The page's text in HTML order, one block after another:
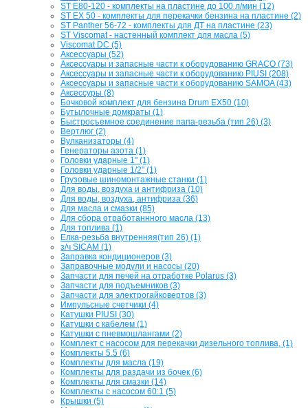
ST E80-120 - комплекты на пластине до 100 л/мин (12)
ST EX 50 - комплекты для перекачки бензина на пластине (2)
ST Panther 56-72 - комплекты для ДТ на пластине (23)
ST Viscomat - настенный комплект для масла (5)
Viscomat DC (5)
Аксессуары (52)
Аксессуары и запасные части к оборудованию GRACO (73)
Аксессуары и запасные части к оборудованию PIUSI (208)
Аксессуары и запасные части к оборудованию SAMOA (43)
Аксессуры (8)
Бочковой комплект для бензина Drum EX50 (10)
Бутылочные домкраты (1)
Быстросъемное соединение папа-резьба (тип 26) (3)
Вертлюг (2)
Вулканизаторы (4)
Генераторы азота (1)
Головки ударные 1" (1)
Головки ударные 1/2" (1)
Грузовые шиномонтажные станки (1)
Для воды, воздуха и антифриза (10)
Для воды, воздуха, антифриза (36)
Для масла и смазки (85)
Для сбора отработаннного масла (13)
Для топлива (1)
Елка-резьба внутренняя(тип 26) (1)
з/ч SICAM (1)
Заправка кондиционеров (3)
Заправочные модули и насосы (20)
Запчасти для печей на отработке Polarus (3)
Запчасти для подъемников (3)
Запчасти для электрогайковертов (3)
Импульсные счетчики (4)
Катушки PIUSI (30)
Катушки с кабелем (1)
Катушки с пневмошлангами (2)
Комплект с насосом для перекачки дизельного топлива, (1)
Комплекты 5.5 (6)
Комплекты для масла (19)
Комплекты для раздачи из бочек (6)
Комплекты для смазки (14)
Комплекты с насосом 60:1 (5)
Крышки (5)